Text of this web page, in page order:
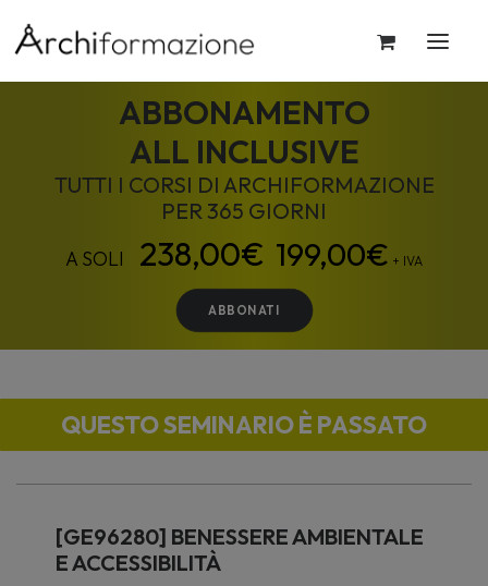
ABBONAMENTO
ALL INCLUSIVE
TUTTI I CORSI DI ARCHIFORMAZIONE
PER 365 GIORNI
199,00€ + IVA
ABBONATI
QUESTO SEMINARIO È PASSATO
[GE96280] BENESSERE AMBIENTALE
E ACCESSIBILITÀ